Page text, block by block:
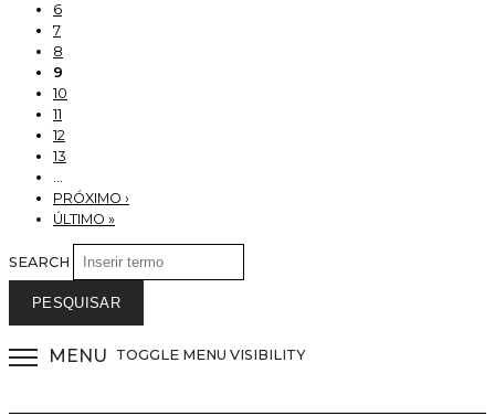
6
7
8
9
10
11
12
13
…
PRÓXIMO ›
ÚLTIMO »
SEARCH
MENU TOGGLE MENU VISIBILITY